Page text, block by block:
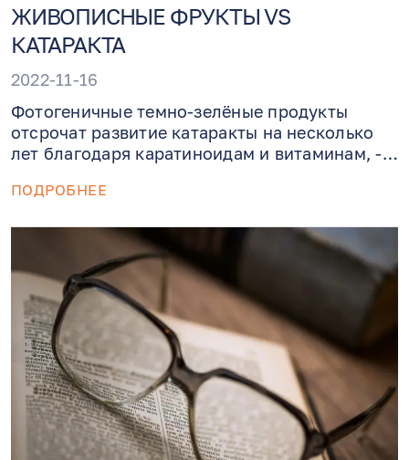
ЖИВОПИСНЫЕ ФРУКТЫ VS
КАТАРАКТА
2022-11-16
Фотогеничные темно-зелёные продукты
отсрочат развитие катаракты на несколько
лет благодаря каратиноидам и витаминам, -
основательный мета-анализ австралийских и
ПОДРОБНЕЕ